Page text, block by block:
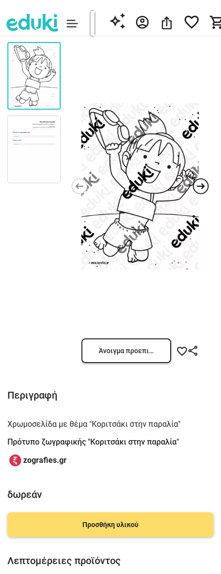
Άνοιγμα προεπισκόπησης
Περιγραφή
Χρωμοσελίδα με θέμα "Κοριτσάκι στην παραλία"
Πρότυπο ζωγραφικής "Κοριτσάκι στην παραλία"
zografies.gr
δωρεάν
Προσθήκη υλικού
Λεπτομέρειες προϊόντος